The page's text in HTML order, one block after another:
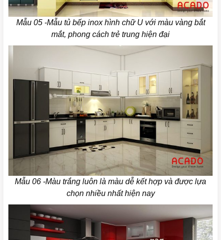
Mẫu 05 -Mẫu tủ bếp inox hình chữ U với màu vàng bắt
mắt, phong cách trẻ trung hiện đại
Mẫu 06 -Màu trắng luôn là màu dễ kết hợp và được lựa
chọn nhiều nhất hiện nay